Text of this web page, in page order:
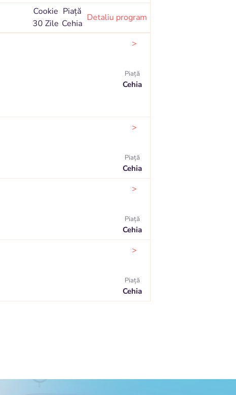
Cookie
30 Zile
Piaţă
Cehia
Detaliu program
>
Piaţă
Cehia
>
Piaţă
Cehia
>
Piaţă
Cehia
>
Piaţă
Cehia